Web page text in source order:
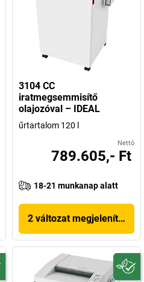
3104 CC
iratmegsemmisítő
olajozóval – IDEAL
űrtartalom 120 l
Nettó
789.605,- Ft
18-21 munkanap alatt
2 változat megjelenítése